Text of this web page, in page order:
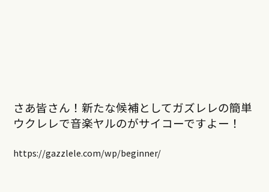
さあ皆さん！新たな候補としてガズレレの簡単
ウクレレで音楽ヤルのがサイコーですよー！
https://gazzlele.com/wp/beginner/